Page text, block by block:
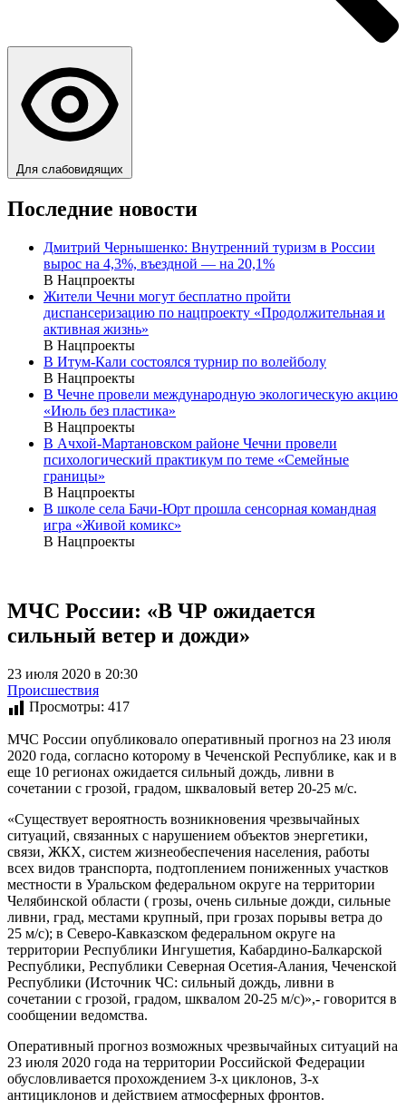
Для слабовидящих
Последние новости
Дмитрий Чернышенко: Внутренний туризм в России
вырос на 4,3%, въездной — на 20,1%
В Нацпроекты
Жители Чечни могут бесплатно пройти
диспансеризацию по нацпроекту «Продолжительная и
активная жизнь»
В Нацпроекты
В Итум-Кали состоялся турнир по волейболу
В Нацпроекты
В Чечне провели международную экологическую акцию
«Июль без пластика»
В Нацпроекты
В Ачхой-Мартановском районе Чечни провели
психологический практикум по теме «Семейные
границы»
В Нацпроекты
В школе села Бачи-Юрт прошла сенсорная командная
игра «Живой комикс»
В Нацпроекты
МЧС России: «В ЧР ожидается
сильный ветер и дожди»
23 июля 2020 в 20:30
Происшествия
Просмотры: 417
МЧС России опубликовало оперативный прогноз на 23 июля
2020 года, согласно которому в Чеченской Республике, как и в
еще 10 регионах ожидается сильный дождь, ливни в
сочетании с грозой, градом, шкваловый ветер 20-25 м/с.
«Существует вероятность возникновения чрезвычайных
ситуаций, связанных с нарушением объектов энергетики,
связи, ЖКХ, систем жизнеобеспечения населения, работы
всех видов транспорта, подтоплением пониженных участков
местности в Уральском федеральном округе на территории
Челябинской области ( грозы, очень сильные дожди, сильные
ливни, град, местами крупный, при грозах порывы ветра до
25 м/с); в Северо-Кавказском федеральном округе на
территории Республики Ингушетия, Кабардино-Балкарской
Республики, Республики Северная Осетия-Алания, Чеченской
Республики (Источник ЧС: сильный дождь, ливни в
сочетании с грозой, градом, шквалом 20-25 м/с)»,- говорится в
сообщении ведомства.
Оперативный прогноз возможных чрезвычайных ситуаций на
23 июля 2020 года на территории Российской Федерации
обусловливается прохождением 3-х циклонов, 3-х
антициклонов и действием атмосферных фронтов.